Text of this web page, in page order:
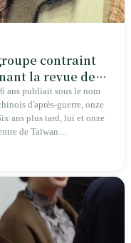
contraint
la revue de
de Taïwan
ans publiait sous le nom
d'après-guerre, onze
ans plus tard, lui et onze
de Taïwan
en une